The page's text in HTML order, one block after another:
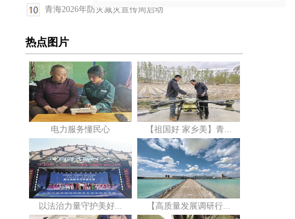
青海2026年防灾减灾宣传周启动
热点图片
电力服务懂民心 【祖国好 家乡美】青...
以法治力量守护美好... 【高质量发展调研行...